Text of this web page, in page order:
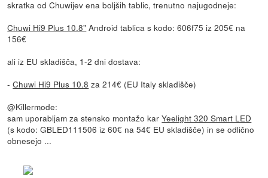
skratka od Chuwijev ena boljših tablic, trenutno najugodneje:
Chuwi Hi9 Plus 10.8" Android tablica s kodo: 606f75 iz 205€ na
156€
ali iz EU skladišča, 1-2 dni dostava:
-Chuwi Hi9 Plus 10.8 za 214€ (EU Italy skladišče)
@Killermode:
sam uporabljam za stensko montažo karYeelight 320 Smart LED
(s kodo: GBLED111506 iz 60€ na 54€ EU skladišče) in se odlično
obnesejo ...